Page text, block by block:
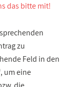
das bitte mit!
zu
Feld in den
um eine